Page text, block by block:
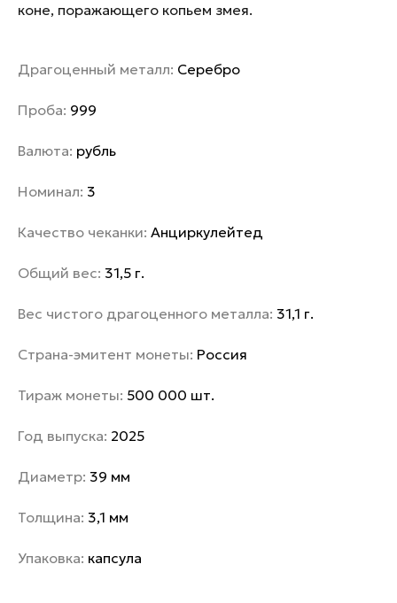
коне, поражающего копьем змея.
Драгоценный металл: Серебро
Проба: 999
Валюта: рубль
Номинал: 3
Качество чеканки: Анциркулейтед
Общий вес: 31,5 г.
Вес чистого драгоценного металла: 31,1 г.
Страна-эмитент монеты: Россия
Тираж монеты: 500 000 шт.
Год выпуска: 2025
Диаметр: 39 мм
Толщина: 3,1 мм
Упаковка: капсула